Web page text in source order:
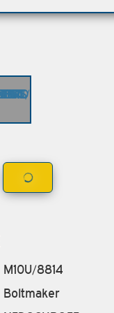
M10U/8814
Boltmaker